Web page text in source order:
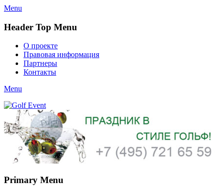
Menu
Header Top Menu
Skip
content
О проекте
Правовая информация
Партнеры
Контакты
Twitter
Email
YouTube
Website
Link
Menu
Golf Event
СМИ о гольфе, гольф-события, новости гольфа. Russian golf
media
Primary Menu